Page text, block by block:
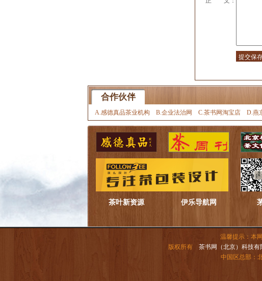
合作伙伴
A.感德真品茶业机构 B.企业法治网 C.茶书网淘宝店 D.燕
茶叶新资源 伊乐导航网
温馨提示：本
版权所有 茶书网（北京）科技有
中国区总部：